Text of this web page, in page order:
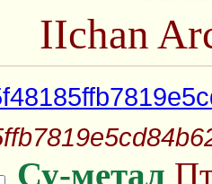
IIchan
Су-метал